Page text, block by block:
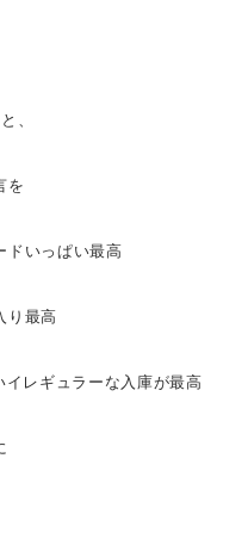
、
を
ドいっぱい最高
り 最高
イレギュラーな入庫が最高